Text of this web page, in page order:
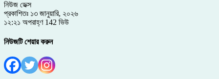
নিউজ ডেক্স
প্রকাশিতঃ ১৩ জানুয়ারি, ২০২৬
১২:২১ অপরাহ্ণ 142 ভিউ
নিউজটি শেয়ার করুন